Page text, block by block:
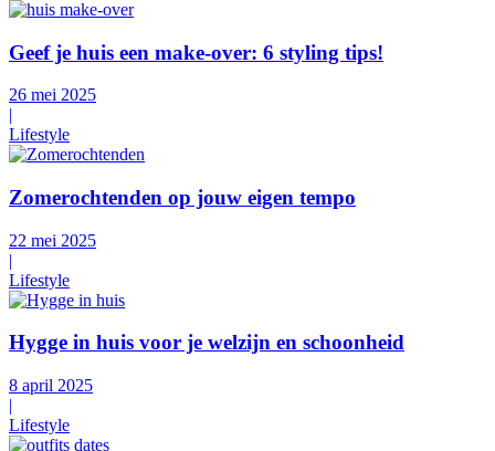
Geef je huis een make-over: 6 styling tips!
26 mei 2025
|
Lifestyle
Zomerochtenden op jouw eigen tempo
22 mei 2025
|
Lifestyle
Hygge in huis voor je welzijn en schoonheid
8 april 2025
|
Lifestyle